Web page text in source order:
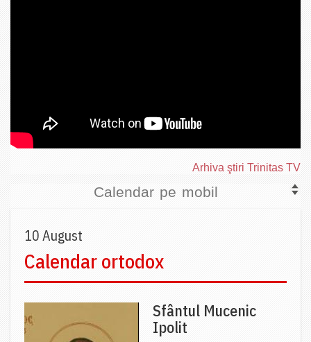
Arhiva ştiri Trinitas TV
Calendar pe mobil
10 August
Calendar ortodox
Sfântul Mucenic
Ipolit